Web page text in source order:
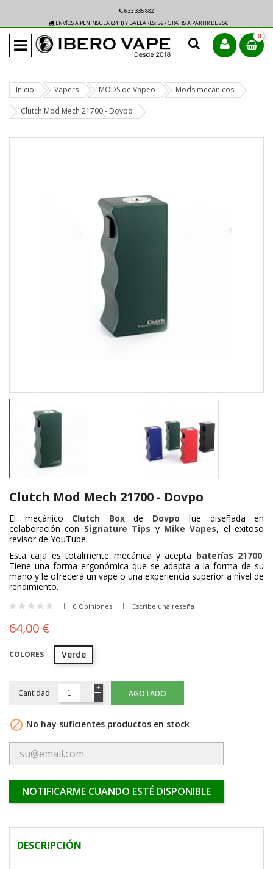
633 335 882
ENVÍOS A PENÍNSULA (24H) Y BALEARES: 5€ / GRATIS A PARTIR DE 25€
0
Inicio Vapers MODS de Vapeo Mods mecánicos
Clutch Mod Mech 21700 - Dovpo
Clutch Mod Mech 21700 - Dovpo
El mecánico Clutch Boxde Dovpo fue diseñada en
colaboración con Signature Tips y Mike Vapes, el exitoso
revisor de YouTube.
Esta caja es totalmente mecánica y acepta baterías 21700.
Tiene una forma ergonómica que se adapta a la forma de su
mano y le ofrecerá un vape o una experiencia superior a nivel de
rendimiento.
0 Opiniones Escribe una reseña
64,00 €
COLORES Verde
Cantidad AGOTADO
 No hay suficientes productos en stock
NOTIFICARME CUANDO ESTÉ DISPONIBLE
DESCRIPCIÓN